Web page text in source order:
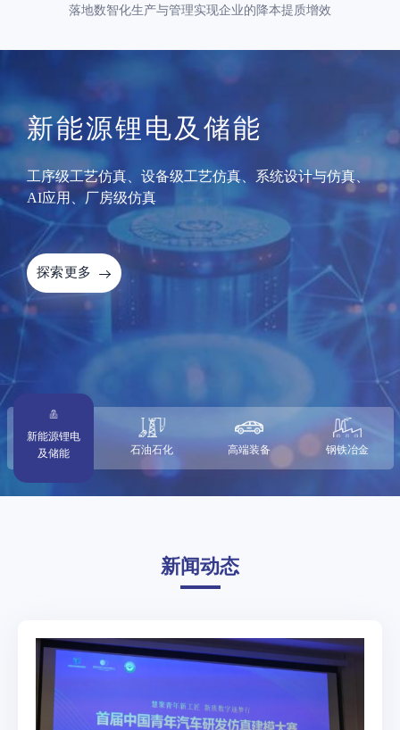
落地数智化生产与管理实现企业的降本提质增效
新能源锂电及储能
工序级工艺仿真、设备级工艺仿真、系统设计与仿真、
AI应用、厂房级仿真
探索更多
新能源锂电
及储能
石油石化 高端装备 钢铁冶金
新闻动态